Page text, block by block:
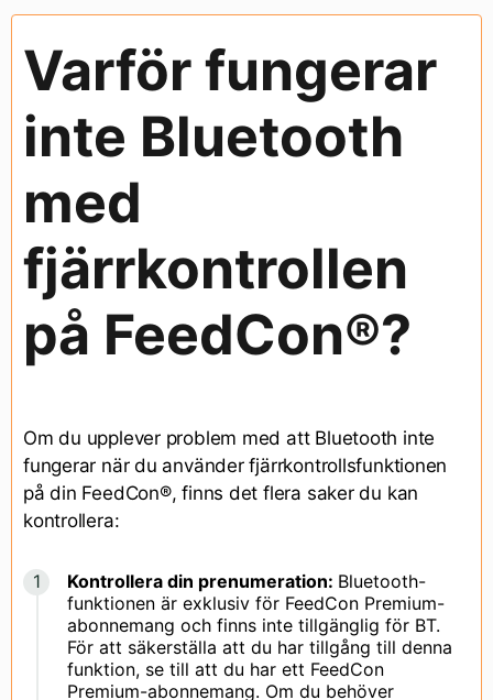
Varför fungerar
inte Bluetooth
med
fjärrkontrollen
på FeedCon®?
Om du upplever problem med att Bluetooth inte
fungerar när du använder fjärrkontrollsfunktionen
på din FeedCon®, finns det flera saker du kan
kontrollera:
Kontrollera din prenumeration: Bluetooth-
funktionen är exklusiv för FeedCon Premium-
abonnemang och finns inte tillgänglig för BT.
För att säkerställa att du har tillgång till denna
funktion, se till att du har ett FeedCon
Premium-abonnemang. Om du behöver